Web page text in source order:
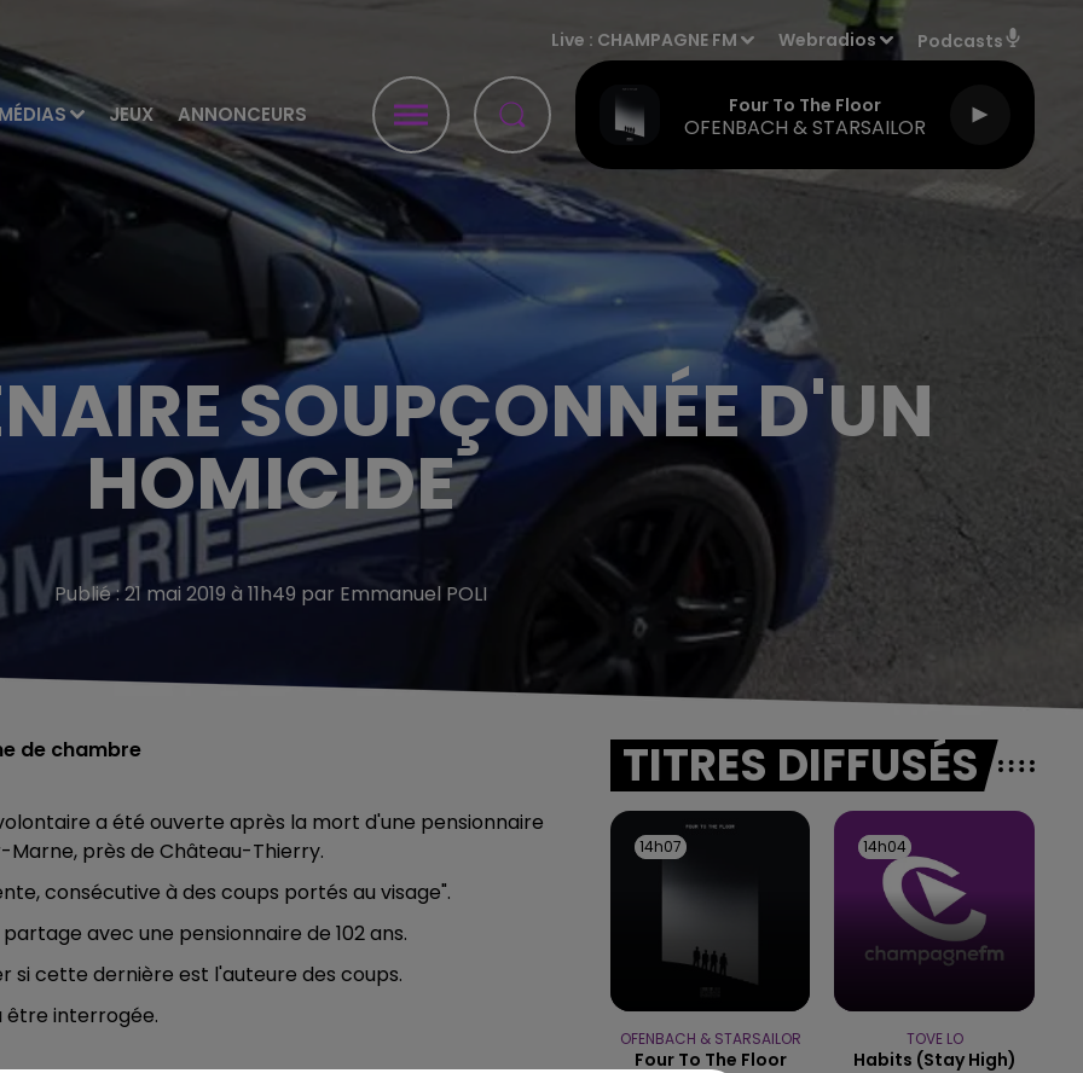
MÉDIAS JEUX ANNONCEURS
Live : CHAMPAGNE FM Webradios Podcasts
Four To The Floor
OFENBACH & STARSAILOR
SOUPÇONNÉE D'UN
HOMICIDE
Publié : 21 mai 2019 à 11h49 par Emmanuel POLI
de chambre
a été ouverte après la mort d'une pensionnaire
Marne, près de Château-Thierry.
consécutive à des coups portés au visage".
avec une pensionnaire de 102 ans.
si cette dernière est l'auteure des coups.
être interrogée.
TITRES DIFFUSÉS
14h07
14h07
OFENBACH & STARSAILOR
Four To The Floor
14h04
14h04
TOVE LO
Habits (stay High)